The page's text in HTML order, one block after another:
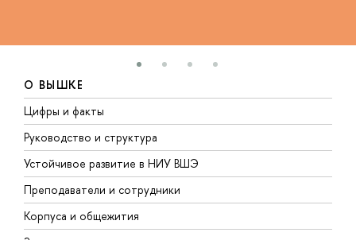
О ВЫШКЕ
Цифры и факты
Руководство и структура
Устойчивое развитие в НИУ ВШЭ
Преподаватели и сотрудники
Корпуса и общежития